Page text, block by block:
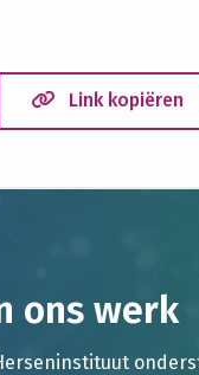
Link kopiëren
ons werk